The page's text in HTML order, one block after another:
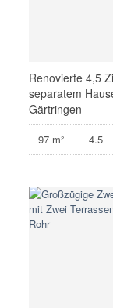
Renovierte 4,5
separatem
Gärtringen
97 m² 4.5